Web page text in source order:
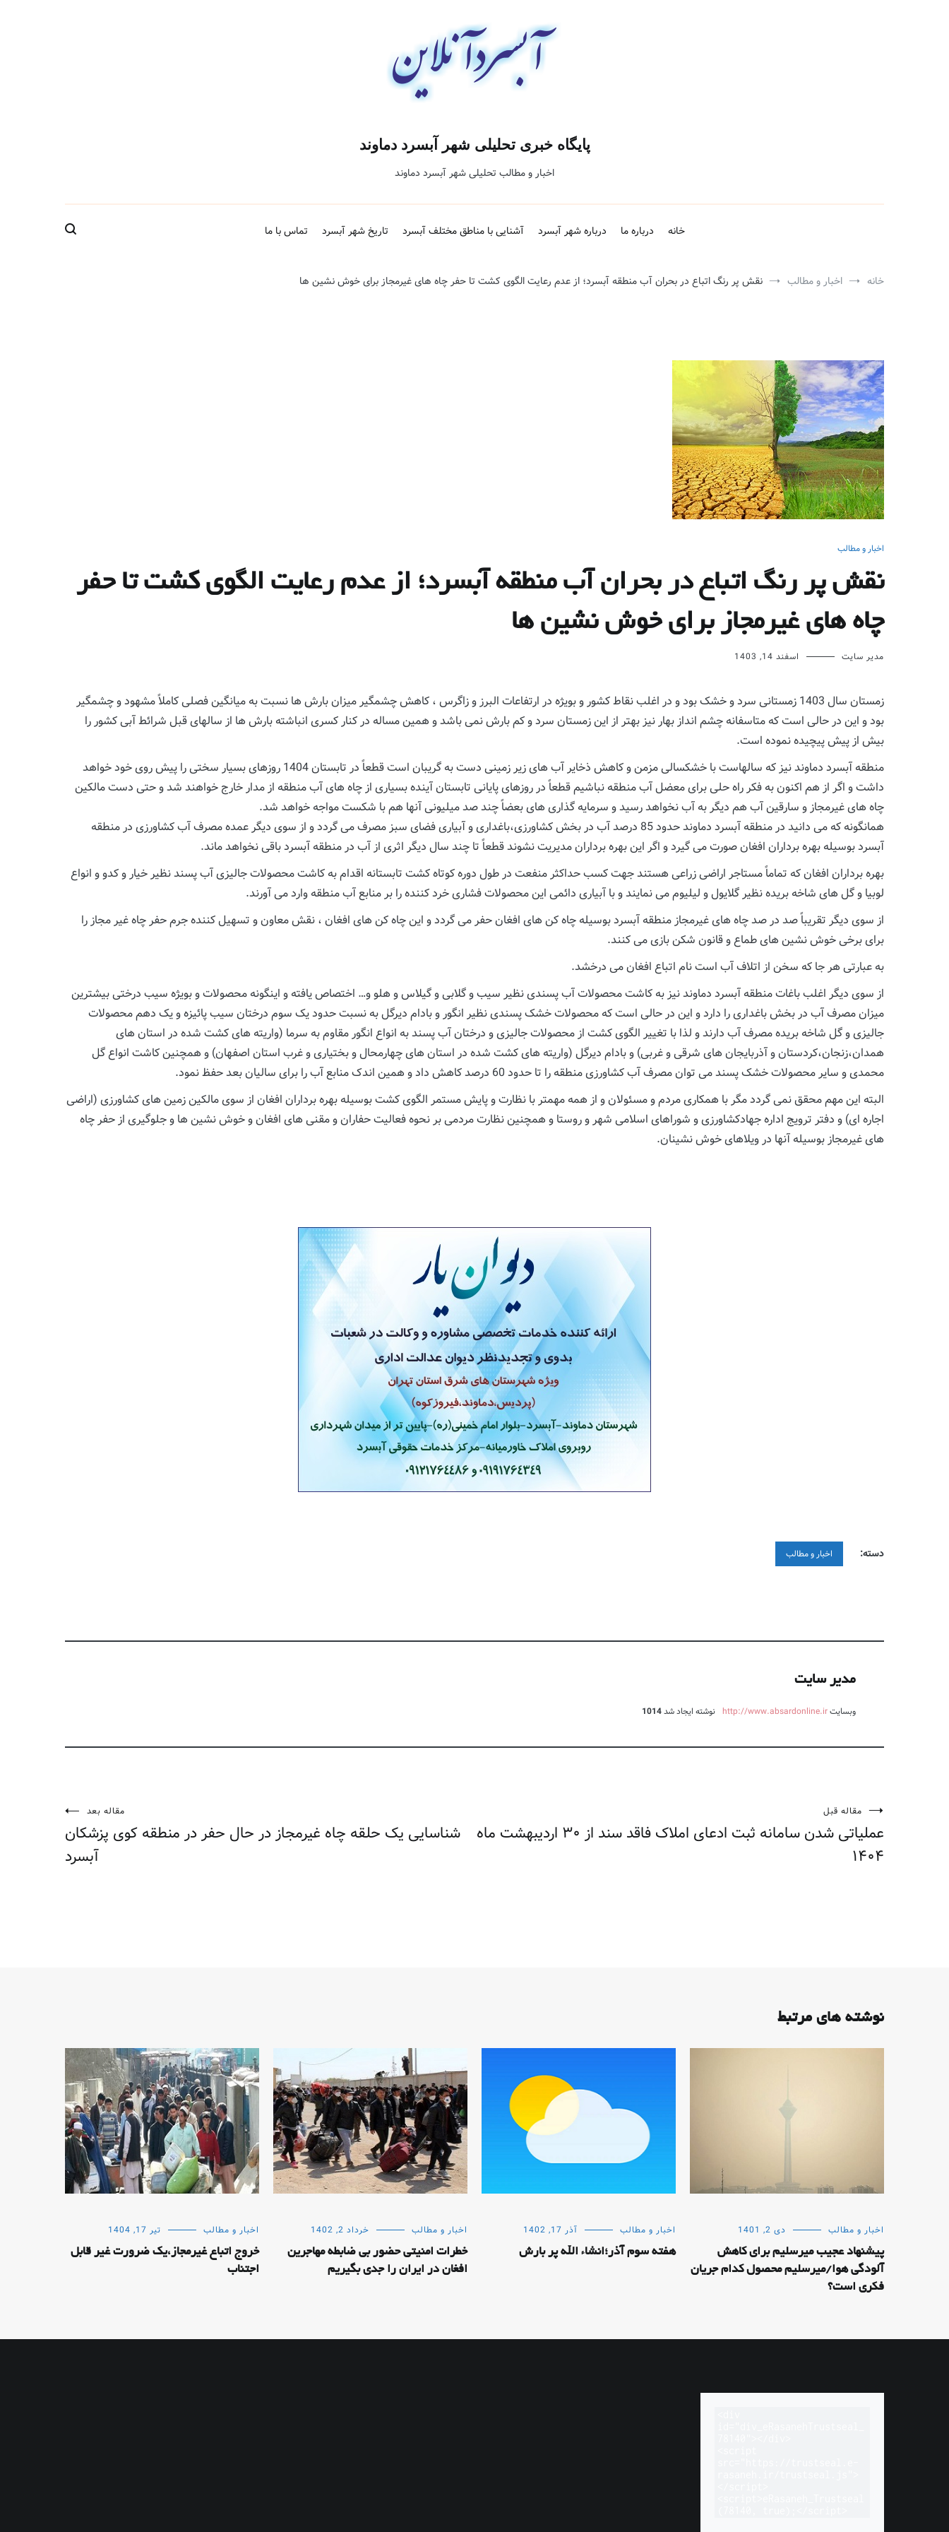
پایگاه خبری تحلیلی شهر آبسرد دماوند
اخبار و مطالب تحلیلی شهر آبسرد دماوند
خانه درباره ما درباره شهر آبسرد آشنایی با مناطق مختلف آبسرد تاریخ شهر آبسرد تماس با ما
خانه اخبار و مطالب نقش پر رنگ اتباع در بحران آب منطقه آبسرد؛ از عدم رعایت الگوی کشت تا حفر چاه های غیرمجاز برای خوش نشین ها
اخبار و مطالب
نقش پر رنگ اتباع در بحران آب منطقه آبسرد؛ از عدم رعایت الگوی کشت تا حفر
چاه های غیرمجاز برای خوش نشین ها
مدیر سایت اسفند 14, 1403
زمستان سال 1403 زمستانی سرد و خشک بود و در اغلب نقاط کشور و بویژه در ارتفاعات البرز و زاگرس ، کاهش چشمگیر میزان بارش ها نسبت به میانگین فصلی کاملاً مشهود و چشمگیر
بود و این در حالی است که متاسفانه چشم انداز بهار نیز بهتر از این زمستان سرد و کم بارش نمی باشد و همین مساله در کنار کسری انباشته بارش ها از سالهای قبل شرائط آبی کشور را
بیش از پیش پیچیده نموده است.
منطقه آبسرد دماوند نیز که سالهاست با خشکسالی مزمن و کاهش ذخایر آب های زیر زمینی دست به گریبان است قطعاً در تابستان 1404 روزهای بسیار سختی را پیش روی خود خواهد
داشت و اگر از هم اکنون به فکر راه حلی برای معضل آب منطقه نباشیم قطعاً در روزهای پایانی تابستان آینده بسیاری از چاه های آب منطقه از مدار خارج خواهند شد و حتی دست مالکین
چاه های غیرمجاز و سارقین آب هم دیگر به آب نخواهد رسید و سرمایه گذاری های بعضاً چند صد میلیونی آنها هم با شکست مواجه خواهد شد.
همانگونه که می دانید در منطقه آبسرد دماوند حدود 85 درصد آب در بخش کشاورزی،باغداری و آبیاری فضای سبز مصرف می گردد و از سوی دیگر عمده مصرف آب کشاورزی در منطقه
آبسرد بوسیله بهره برداران افغان صورت می گیرد و اگر این بهره برداران مدیریت نشوند قطعاً تا چند سال دیگر اثری از آب در منطقه آبسرد باقی نخواهد ماند.
بهره برداران افغان که تماماً مستاجر اراضی زراعی هستند جهت کسب حداکثر منفعت در طول دوره کوتاه کشت تابستانه اقدام به کاشت محصولات جالیزی آب پسند نظیر خیار و کدو و انواع
لوبیا و گل های شاخه بریده نظیر گلایول و لیلیوم می نمایند و با آبیاری دائمی این محصولات فشاری خرد کننده را بر منابع آب منطقه وارد می آورند.
از سوی دیگر تقریباً صد در صد چاه های غیرمجاز منطقه آبسرد بوسیله چاه کن های افغان حفر می گردد و این چاه کن های افغان ، نقش معاون و تسهیل کننده جرم حفر چاه غیر مجاز را
برای برخی خوش نشین های طماع و قانون شکن بازی می کنند.
به عبارتی هر جا که سخن از اتلاف آب است نام اتباع افغان می درخشد.
از سوی دیگر اغلب باغات منطقه آبسرد دماوند نیز به کاشت محصولات آب پسندی نظیر سیب و گلابی و گیلاس و هلو و… اختصاص یافته و اینگونه محصولات و بویژه سیب درختی بیشترین
میزان مصرف آب در بخش باغداری را دارد و این در حالی است که محصولات خشک پسندی نظیر انگور و بادام دیرگل به نسبت حدود یک سوم درختان سیب پائیزه و یک دهم محصولات
جالیزی و گل شاخه بریده مصرف آب دارند و لذا با تغییر الگوی کشت از محصولات جالیزی و درختان آب پسند به انواع انگور مقاوم به سرما (واریته های کشت شده در استان های
همدان،زنجان،کردستان و آذربایجان های شرقی و غربی) و بادام دیرگل (واریته های کشت شده در استان های چهارمحال و بختیاری و غرب استان اصفهان) و همچنین کاشت انواع گل
محمدی و سایر محصولات خشک پسند می توان مصرف آب کشاورزی منطقه را تا حدود 60 درصد کاهش داد و همین اندک منابع آب را برای سالیان بعد حفظ نمود.
البته این مهم محقق نمی گردد مگر با همکاری مردم و مسئولان و از همه مهمتر با نظارت و پایش مستمر الگوی کشت بوسیله بهره برداران افغان از سوی مالکین زمین های کشاورزی (اراضی
اجاره ای) و دفتر ترویج اداره جهادکشاورزی و شوراهای اسلامی شهر و روستا و همچنین نظارت مردمی بر نحوه فعالیت حفاران و مقنی های افغان و خوش نشین ها و جلوگیری از حفر چاه
های غیرمجاز بوسیله آنها در ویلاهای خوش نشینان.
دسته: اخبار و مطالب
مدیر سایت
وبسایتhttp://www.absardonline.ir نوشته ایجاد شد1014
راهبری
نوشته
مقاله قبل
عملیاتی شدن سامانه ثبت ادعای املاک فاقد سند از ۳۰ اردیبهشت ماه
۱۴۰۴
مقاله بعد
شناسایی یک حلقه چاه غیرمجاز در حال حفر در منطقه کوی پزشکان
آبسرد
نوشته های مرتبط
اخبار و مطالب دی 2, 1401
پیشنهاد عجیب میرسلیم برای کاهش
آلودگی هوا/میرسلیم محصول کدام جریان
فکری است؟
اخبار و مطالب آذر 17, 1402
هفته سوم آذر؛انشاء الله پر بارش
اخبار و مطالب خرداد 2, 1402
خطرات امنیتی حضور بی ضابطه مهاجرین
افغان در ایران را جدی بگیریم
اخبار و مطالب تیر 17, 1404
خروج اتباع غیرمجاز،یک ضرورت غیر قابل
اجتناب